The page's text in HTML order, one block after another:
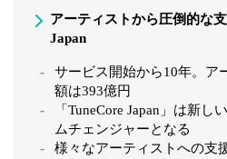
アーティストから圧倒的な
Japan
サービス開始から10年。ア
額は393億円
「TuneCore Japan」は新
ムチェンジャーとなる
様々なアーティストへの支